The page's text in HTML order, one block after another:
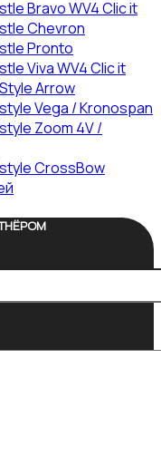
Bravo WV4 Clic it
Chevron
Pronto
Viva WV4 Clic it
Arrow
Vega / Kronospan
Zoom 4V /
СrossBow